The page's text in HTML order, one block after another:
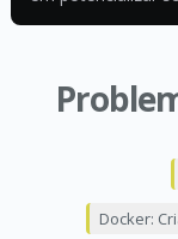
Docker: